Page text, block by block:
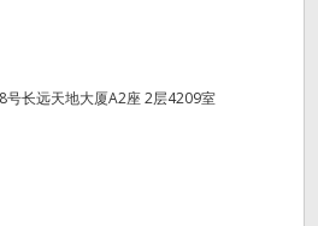
号长远天地大厦A2座 2层4209室